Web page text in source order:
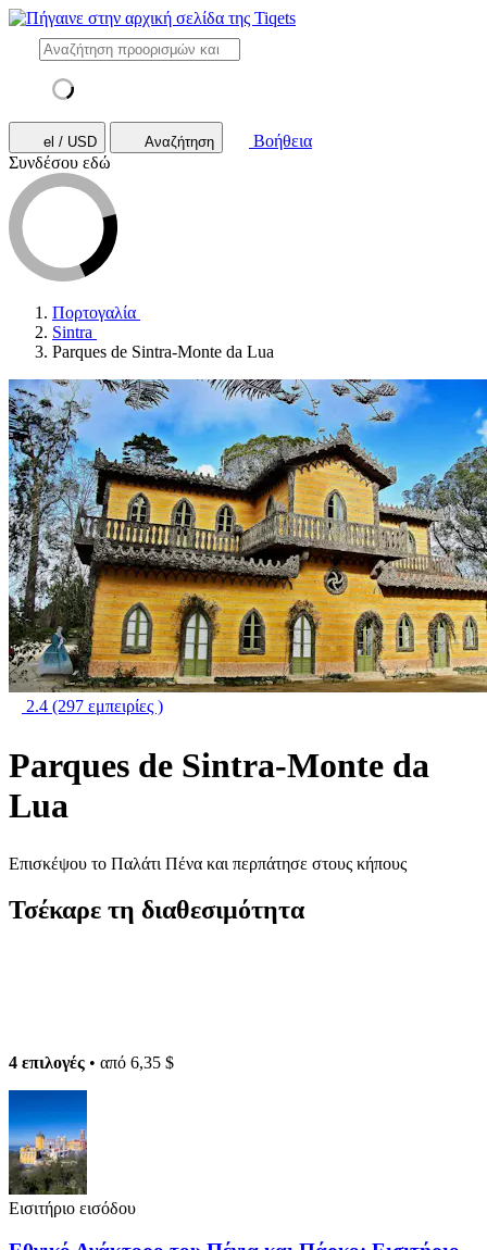
el / USD Αναζήτηση
Βοήθεια
Συνδέσου εδώ
Πορτογαλία
Sintra
Parques de Sintra-Monte da Lua
2.4 (297 εμπειρίες )
Parques de Sintra-Monte da
Lua
Επισκέψου το Παλάτι Πένα και περπάτησε στους κήπους
Τσέκαρε τη διαθεσιμότητα
4 επιλογές • από 6,35 $
Εισιτήριο εισόδου